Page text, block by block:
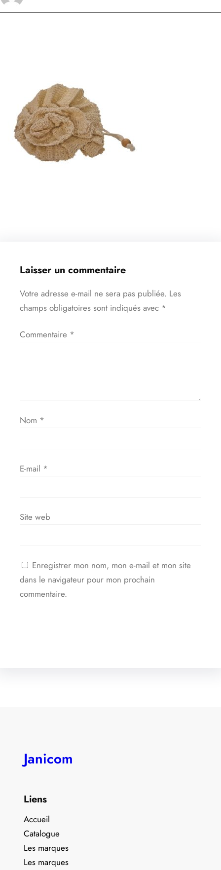
Laisser un commentaire
Votre adresse e-mail ne sera pas publiée. Les
champs obligatoires sont indiqués avec *
Commentaire *
Nom *
E-mail *
Site web
Enregistrer mon nom, mon e-mail et mon site
dans le navigateur pour mon prochain
commentaire.
Janicom
Liens
Accueil
Catalogue
Les marques
Les marques